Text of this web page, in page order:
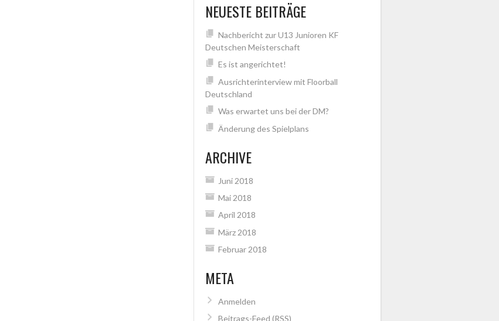
NEUESTE BEITRÄGE
Nachbericht zur U13 Junioren KF
Deutschen Meisterschaft
Es ist angerichtet!
Ausrichterinterview mit Floorball
Deutschland
Was erwartet uns bei der DM?
Änderung des Spielplans
ARCHIVE
Juni 2018
Mai 2018
April 2018
März 2018
Februar 2018
META
Anmelden
Beitrags-Feed (RSS)